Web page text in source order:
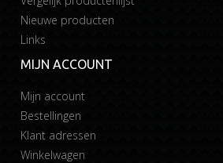
Nieuwe producten
Links
MIJN ACCOUNT
Mijn account
Bestellingen
Klant adressen
Winkelwagen